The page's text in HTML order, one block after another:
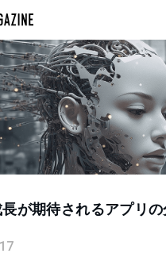
が期待されるアプリ